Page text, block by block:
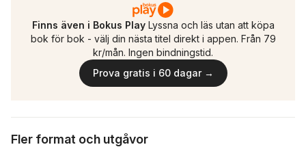
Finns även i Bokus Play Lyssna och läs utan att köpa
bok för bok - välj din nästa titel direkt i appen. Från 79
kr/mån. Ingen bindningstid.
Prova gratis i 60 dagar →
Fler format och utgåvor